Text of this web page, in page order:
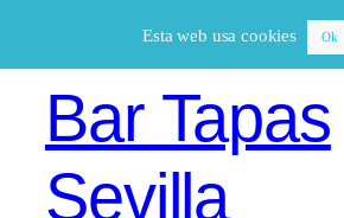
Bar Tapas
Sevilla
Esta web usa cookies Ok